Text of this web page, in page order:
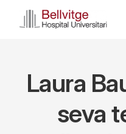
Laura
seva